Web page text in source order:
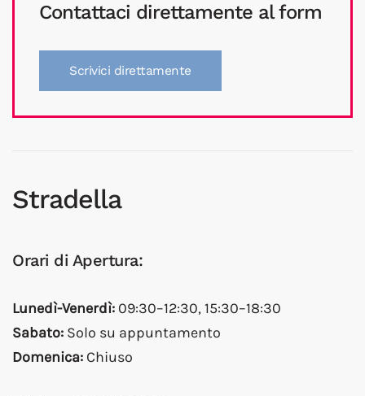
Contattaci direttamente al form
Scrivici direttamente
Stradella
Orari di Apertura:
Lunedì-Venerdì: 09:30–12:30, 15:30–18:30
Sabato: Solo su appuntamento
Domenica: Chiuso